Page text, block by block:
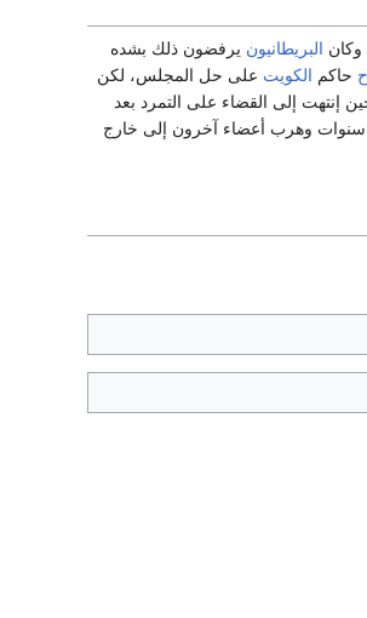
وكان البريطانيون يرفضون ذلك بشده
حاكم الكويت على حل المجلس، لكن
إنتهت إلى القضاء على التمرد بعد
سنوات وهرب أعضاء آخرون إلى خارج